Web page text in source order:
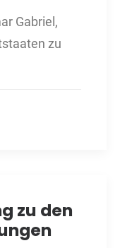
Gabriel,
zu
zu den